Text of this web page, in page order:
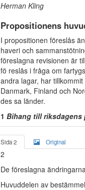
Herman Kling
Propositionens
I propositionen föreslås
haveri och
föreslagna revisionen är
fö­ reslås i fråga om
andra lagar, har
Danmark, Finland och
des­ sa länder.
1 Bihang till riksdagens
Sida 2 Original
2
De föreslagna
Huvuddelen av